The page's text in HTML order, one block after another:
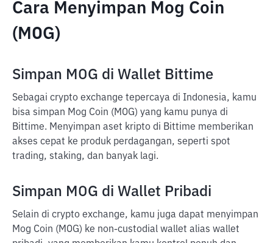
Cara Menyimpan Mog Coin
(MOG)
Simpan MOG di Wallet Bittime
Sebagai crypto exchange tepercaya di Indonesia, kamu
bisa simpan Mog Coin (MOG) yang kamu punya di
Bittime. Menyimpan aset kripto di Bittime memberikan
akses cepat ke produk perdagangan, seperti spot
trading, staking, dan banyak lagi.
Simpan MOG di Wallet Pribadi
Selain di crypto exchange, kamu juga dapat menyimpan
Mog Coin (MOG) ke non-custodial wallet alias wallet